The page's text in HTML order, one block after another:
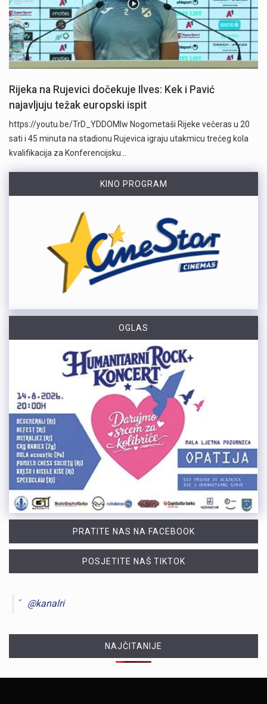
Rijeka na Rujevici dočekuje Ilves: Kek i Pavić
najavljuju težak europski ispit
https://youtu.be/TrD_YDDOMIw Nogometaši Rijeke večeras u 20
sati i 45 minuta na stadionu Rujevica igraju utakmicu trećeg kola
kvalifikacija za Konferencijsku…
KINO PROGRAM
OGLAS
PRATITE NAS NA FACEBOOK
POSJETITE NAŠ TIKTOK
@kanalri
NAJČITANIJE